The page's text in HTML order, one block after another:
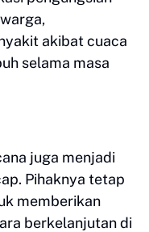
akibat cuaca
selama masa
juga menjadi
Pihaknya tetap
memberikan
berkelanjutan di